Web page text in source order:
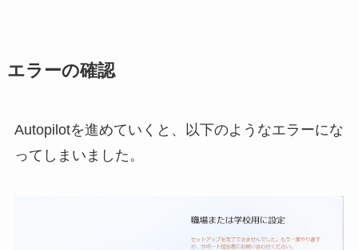
エラーの確認
Autopilotを進めていくと、以下のようなエラーにな
ってしまいました。